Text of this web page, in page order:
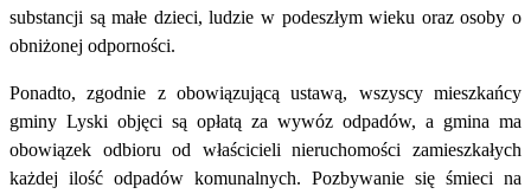
substancji są małe dzieci, ludzie w podeszłym wieku oraz osoby o
obniżonej odporności.
Ponadto, zgodnie z obowiązującą ustawą, wszyscy mieszkańcy
gminy Lyski objęci są opłatą za wywóz odpadów, a gmina ma
obowiązek odbioru od właścicieli nieruchomości zamieszkałych
każdej ilość odpadów komunalnych. Pozbywanie się śmieci na